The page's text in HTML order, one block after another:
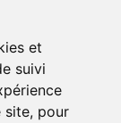
et
suivi
site, pour